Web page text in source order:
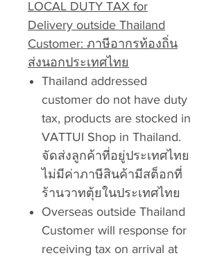
LOCAL DUTY TAX for
Delivery outside Thailand
Customer: ภาษีอากรท้องถิ่น
ส่งนอกประเทศไทย
Thailand addressed
customer do not have duty
tax, products are stocked in
VATTUI Shop in Thailand.
จัดส่งลูกค้าที่อยู่ประเทศไทย
ไม่มีค่าภาษีสินค้ามีสต็อกที่
ร้านวาทตุ้ยในประเทศไทย
Overseas outside Thailand
Customer will response for
receiving tax on arrival at